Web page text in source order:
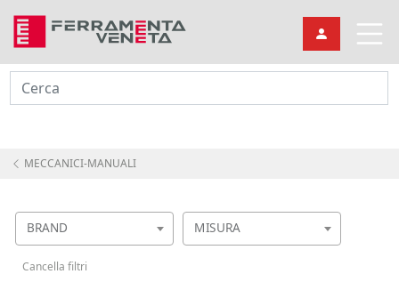
Cerca
MECCANICI-MANUALI
BRAND MISURA
Cancella filtri